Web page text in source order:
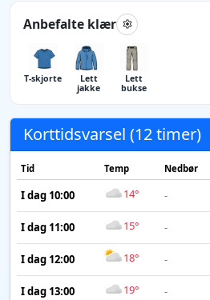
Anbefalte klær
T-skjorte
Lett
jakke
Lett
bukse
Korttidsvarsel (12 timer)
Tid Temp Nedbør
I dag 10:00 14° -
I dag 11:00 15° -
I dag 12:00 18° -
I dag 13:00 19° -